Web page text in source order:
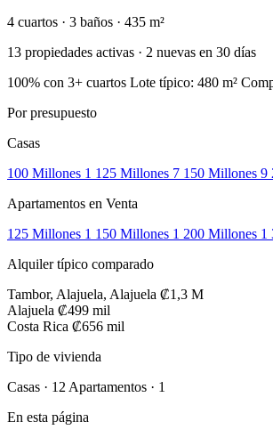
4 cuartos · 3 baños · 435 m²
13 propiedades activas · 2 nuevas en 30 días
100% con 3+ cuartos Lote típico: 480 m²
Por presupuesto
Casas
100 Millones 1 125 Millones 7 150 Millones 9
Apartamentos en Venta
125 Millones 1 150 Millones 1 200 Millones 1
Alquiler típico comparado
Tambor, Alajuela, Alajuela ₡1,3 M
Alajuela ₡499 mil
Costa Rica ₡656 mil
Tipo de vivienda
Casas · 12 Apartamentos · 1
En esta página